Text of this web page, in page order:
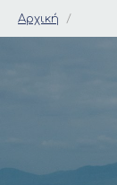
Δήμος
Αρχική